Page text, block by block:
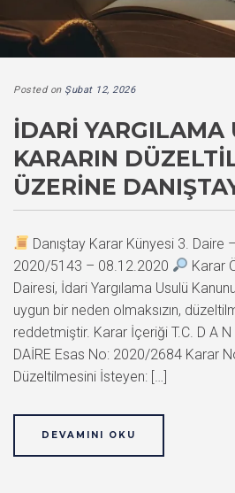
Posted on Şubat 12, 2026
İDARI YARGILAMA
KARARIN
ÜZERINE
Danıştay Karar Künyesi 3.
2020/5143 – 08.12.2020
Karar
Dairesi, İdari Yargılama Usulü
uygun bir neden olmaksızın,
reddetmiştir. Karar İçeriği T.C. D A N
DAİRE Esas No: 2020/2684 Karar
Düzeltilmesini İsteyen: […]
DEVAMINI OKU